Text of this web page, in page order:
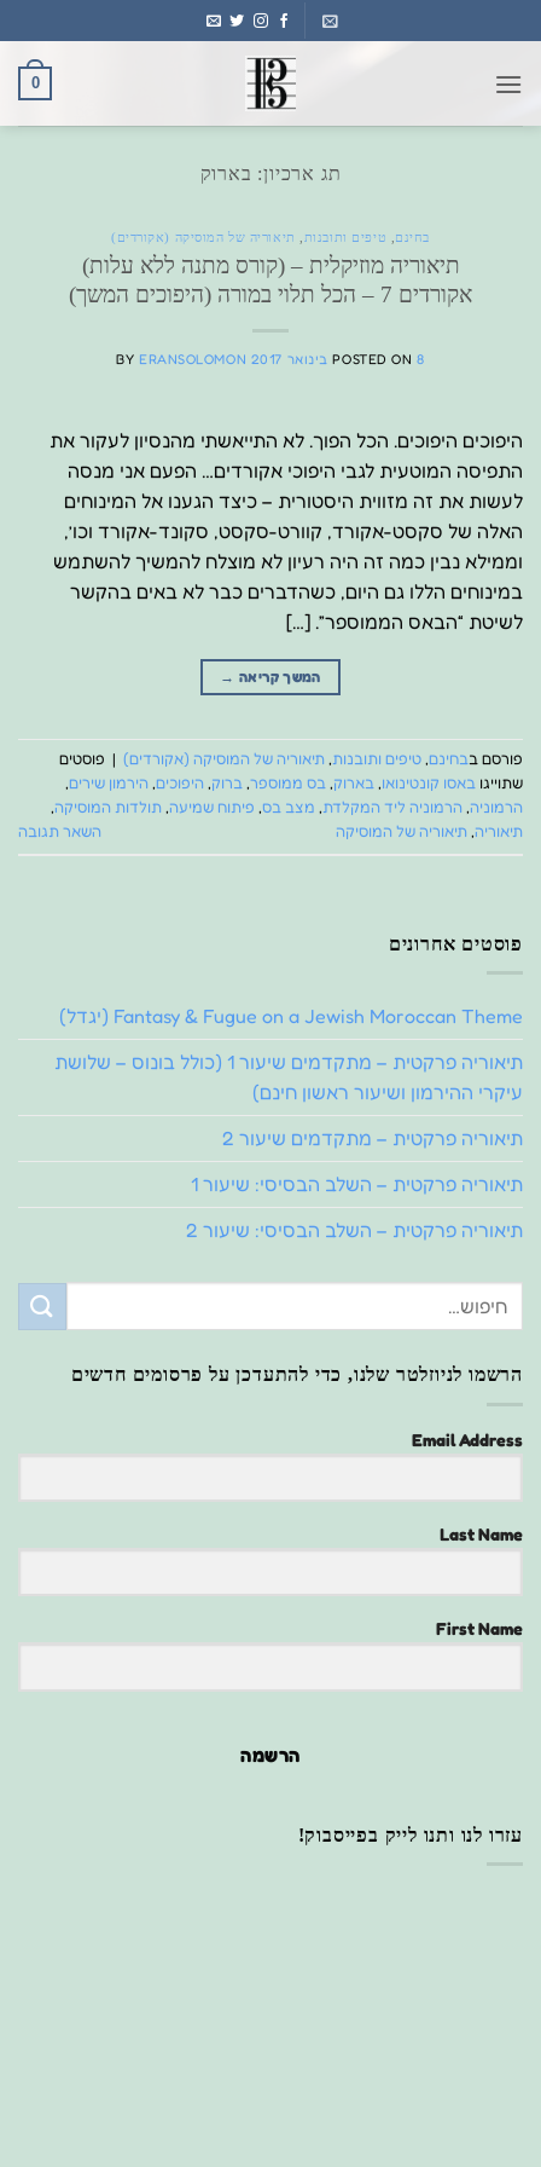
to
content
0
תג ארכיון: בארוק
בחינם טיפים ותובנות תיאוריה של המוסיקה (אקורדים)
תיאוריה מוזיקלית – (קורס מתנה ללא עלות)
אקורדים 7 – הכל תלוי במורה (היפוכים המשך)
POSTED ON8 בינואר 2017 BY ERANSOLOMON
היפוכים היפוכים. הכל הפוך. לא התייאשתי מהנסיון לעקור את
התפיסה המוטעית לגבי היפוכי אקורדים… הפעם אני מנסה
לעשות את זה מזווית היסטורית – כיצד הגענו אל המינוחים
האלה של סקסט-אקורד, קוורט-סקסט, סקונד-אקורד וכו’,
וממילא נבין כמה זה היה רעיון לא מוצלח להמשיך להשתמש
במינוחים הללו גם היום, כשהדברים כבר לא באים בהקשר
לשיטת “הבאס הממוספר”. […]
המשך קריאה →
פורסם בבחינם, טיפים ותובנות, תיאוריה של המוסיקה (אקורדים) | פוסטים
שתוייגו באסו קונטינואו, בארוק, בס ממוספר, ברוק, היפוכים, הירמון שירים,
הרמוניה, הרמוניה ליד המקלדת, מצב בס, פיתוח שמיעה, תולדות המוסיקה,
תיאוריה, תיאוריה של המוסיקה השאר תגובה
פוסטים אחרונים
Fantasy & Fugue on a Jewish Moroccan Theme (יגדל)
תיאוריה פרקטית – מתקדמים שיעור 1 (כולל בונוס – שלושת
עיקרי ההירמון ושיעור ראשון חינם)
תיאוריה פרקטית – מתקדמים שיעור 2
תיאוריה פרקטית – השלב הבסיסי: שיעור 1
תיאוריה פרקטית – השלב הבסיסי: שיעור 2
הרשמו לניוזלטר שלנו, כדי להתעדכן על פרסומים חדשים
Email Address
Last Name
First Name
הרשמה
עזרו לנו ותנו לייק בפייסבוק!